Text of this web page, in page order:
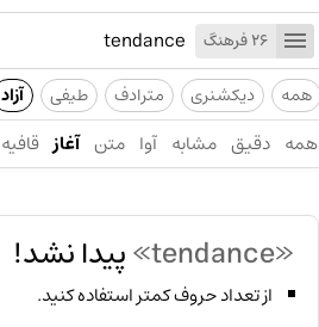
26 فرهنگ
همه دیکشنری مترادف طیفی آزاد
همه دقیق مشابه آوا متن آغاز قافیه
«tendance» پیدا نشد!
از تعداد حروف کمتر استفاده کنید.